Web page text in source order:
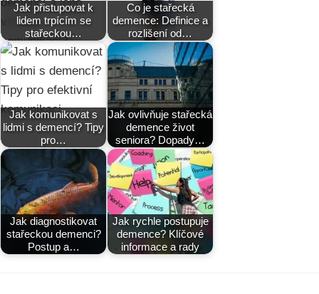
Jak přistupovat k
lidem trpícím se
stařeckou…
Co je stařecká
demence: Definice a
rozlišení od…
Jak komunikovat s
lidmi s demencí? Tipy
pro…
Jak ovlivňuje stařecká
demence život
seniora? Dopady…
Jak diagnostikovat
stařeckou demenci?
Postup a…
Jak rychle postupuje
demence? Klíčové
informace a rady